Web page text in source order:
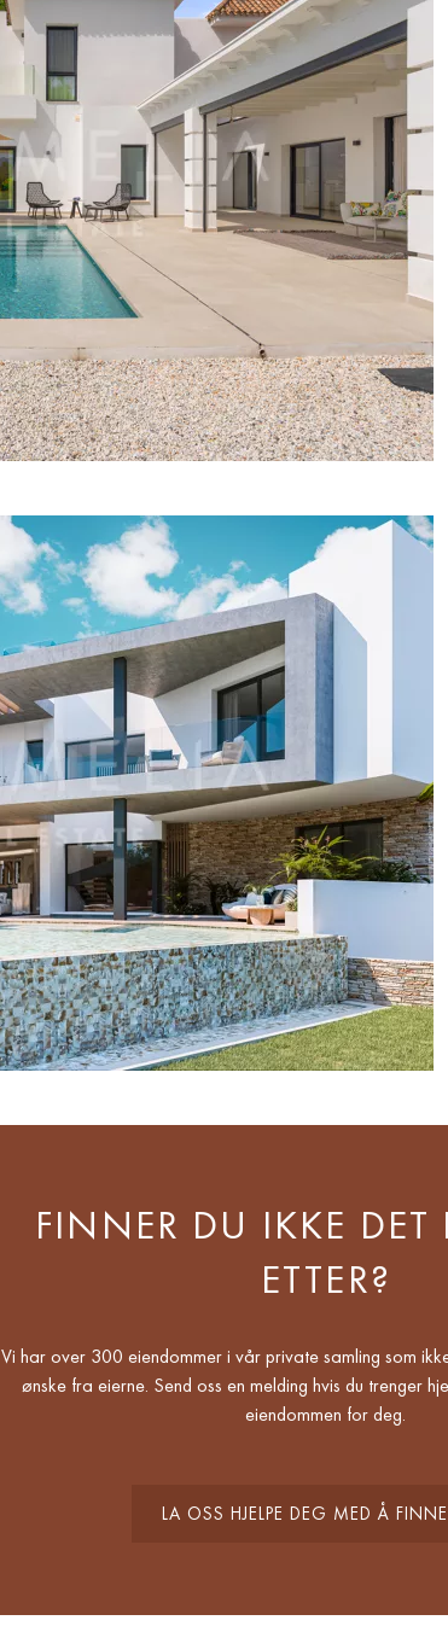
FINNER DU IKKE DET
ETTER?
Vi har over 300 eiendommer i vår private samling som
ønske fra eierne. Send oss en melding hvis du trenger
eiendommen for deg.
LA OSS HJELPE DEG MED Å